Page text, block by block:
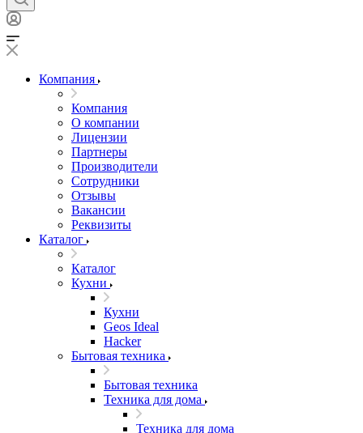
Компания
Компания
О компании
Лицензии
Партнеры
Производители
Сотрудники
Отзывы
Вакансии
Реквизиты
Каталог
Каталог
Кухни
Кухни
Geos Ideal
Hacker
Бытовая техника
Бытовая техника
Техника для дома
Техника для дома